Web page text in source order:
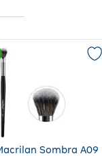
Sombra A09